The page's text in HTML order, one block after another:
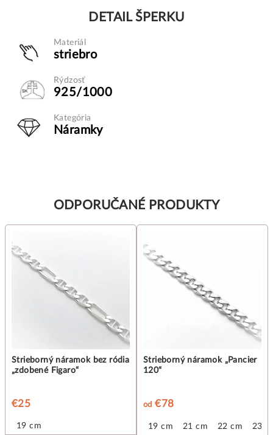
DETAIL ŠPERKU
Materiál
striebro
Rýdzosť
925/1000
Kategória
Náramky
ODPORUČANÉ PRODUKTY
Strieborný náramok bez ródia
„zdobené Figaro“
€25
19 cm
Strieborný náramok „Pancier
120“
od €78
19 cm 21 cm 22 cm 23